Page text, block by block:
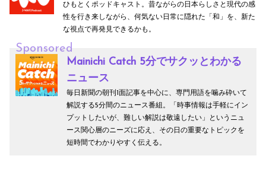
ひもとくポッドキャスト。昔ながらの日本らしさと現代の感
性を行き来しながら、何気ない日常に隠れた「和」を、新た
な視点で再発見できるかも。
Sponsored
Mainichi Catch 5分でサクッとわかる
ニュース
毎日新聞の朝刊1面記事を中心に、専門用語を噛み砕いて
解説する5分間のニュース番組。「時事情報は手軽にイン
プットしたいが、難しい解説は敬遠したい」というニュ
ース関心層のニーズに応え、その日の重要なトピックを
短時間でわかりやすく伝える。